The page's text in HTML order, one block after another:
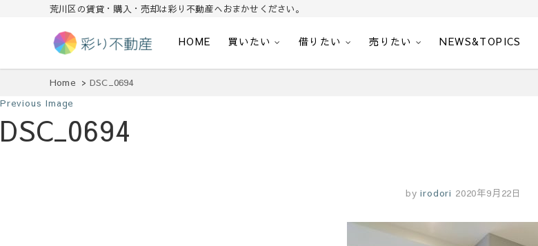
荒川区の賃貸・購入・売却は彩り不動産へおまかせください。
彩り不動産
HOME 買いたい 借りたい 売りたい NEWS&TOPICS
Home DSC_0694
Previous Image
DSC_0694
by irodori 2020年9月22日